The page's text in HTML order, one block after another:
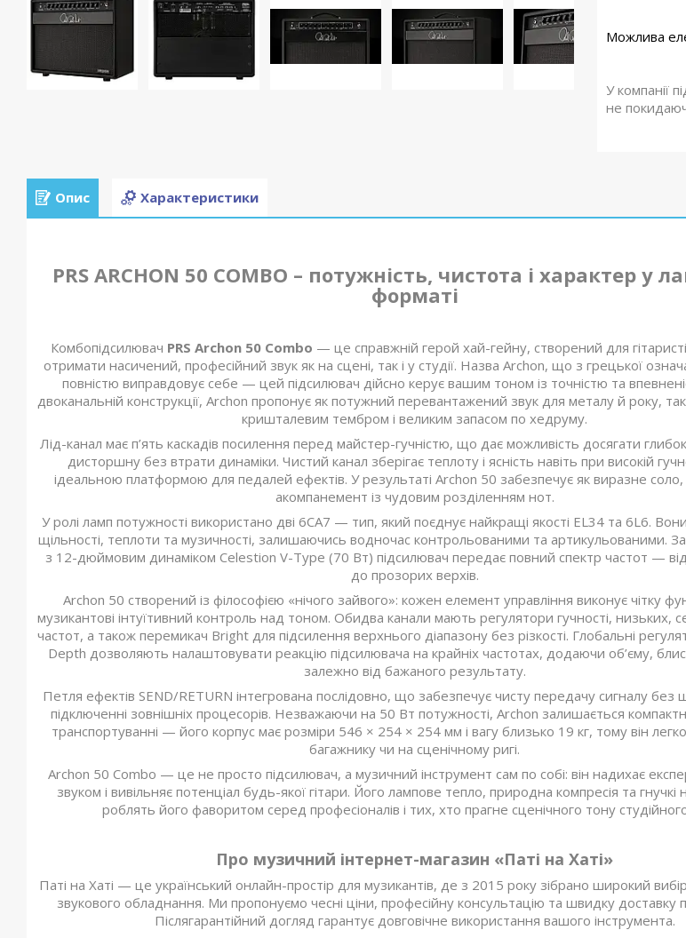
У компанії
не
Опис Характеристики
PRS ARCHON 50 COMBO – потужність, чистота і характер у
форматі
Комбопідсилювач PRS Archon 50 Combo — це справжній герой хай-гейну, створений для
отримати насичений, професійний звук як на сцені, так і у студії. Назва Archon, що з грецької
повністю виправдовує себе — цей підсилювач дійсно керує вашим тоном із точністю та
двоканальній конструкції, Archon пропонує як потужний перевантажений звук для металу й року, так
кришталевим тембром і великим запасом по хедруму.
Лід-канал має п’ять каскадів посилення перед майстер-гучністю, що дає можливість досягати
дисторшну без втрати динаміки. Чистий канал зберігає теплоту і ясність навіть при високій
ідеальною платформою для педалей ефектів. У результаті Archon 50 забезпечує як виразне соло,
акомпанемент із чудовим розділенням нот.
У ролі ламп потужності використано дві 6CA7 — тип, який поєднує найкращі якості EL34 та 6L6.
щільності, теплоти та музичності, залишаючись водночас контрольованими та артикульованими.
з 12-дюймовим динаміком Celestion V-Type (70 Вт) підсилювач передає повний спектр частот — від
до прозорих верхів.
Archon 50 створений із філософією «нічого зайвого»: кожен елемент управління виконує чітку
музикантові інтуїтивний контроль над тоном. Обидва канали мають регулятори гучності, низьких,
частот, а також перемикач Bright для підсилення верхнього діапазону без різкості. Глобальні
Depth дозволяють налаштовувати реакцію підсилювача на крайніх частотах, додаючи об’єму,
залежно від бажаного результату.
Петля ефектів SEND/RETURN інтегрована послідовно, що забезпечує чисту передачу сигналу без
підключенні зовнішніх процесорів. Незважаючи на 50 Вт потужності, Archon залишається
транспортуванні — його корпус має розміри 546 × 254 × 254 мм і вагу близько 19 кг, тому він
багажнику чи на сценічному ригі.
Archon 50 Combo — це не просто підсилювач, а музичний інструмент сам по собі: він надихає
звуком і вивільняє потенціал будь-якої гітари. Його лампове тепло, природна компресія та
роблять його фаворитом серед професіоналів і тих, хто прагне сценічного тону
Про музичний інтернет-магазин «Паті на Хаті»
Паті на Хаті — це український онлайн-простір для музикантів, де з 2015 року зібрано широкий вибір
звукового обладнання. Ми пропонуємо чесні ціни, професійну консультацію та швидку доставку
Післягарантійний догляд гарантує довговічне використання вашого інструмента.